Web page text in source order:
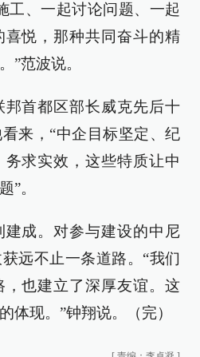
工、一起讨论问题、一起
悦，那种共同奋斗的精
”范波说。
首都区部长威克先后十
来，“中企目标坚定、纪
求实效，这些特质让中
”。
成。对参与建设的中尼
远不止一条道路。“我们
也建立了深厚友谊。这
体现。”钟翔说。（完）